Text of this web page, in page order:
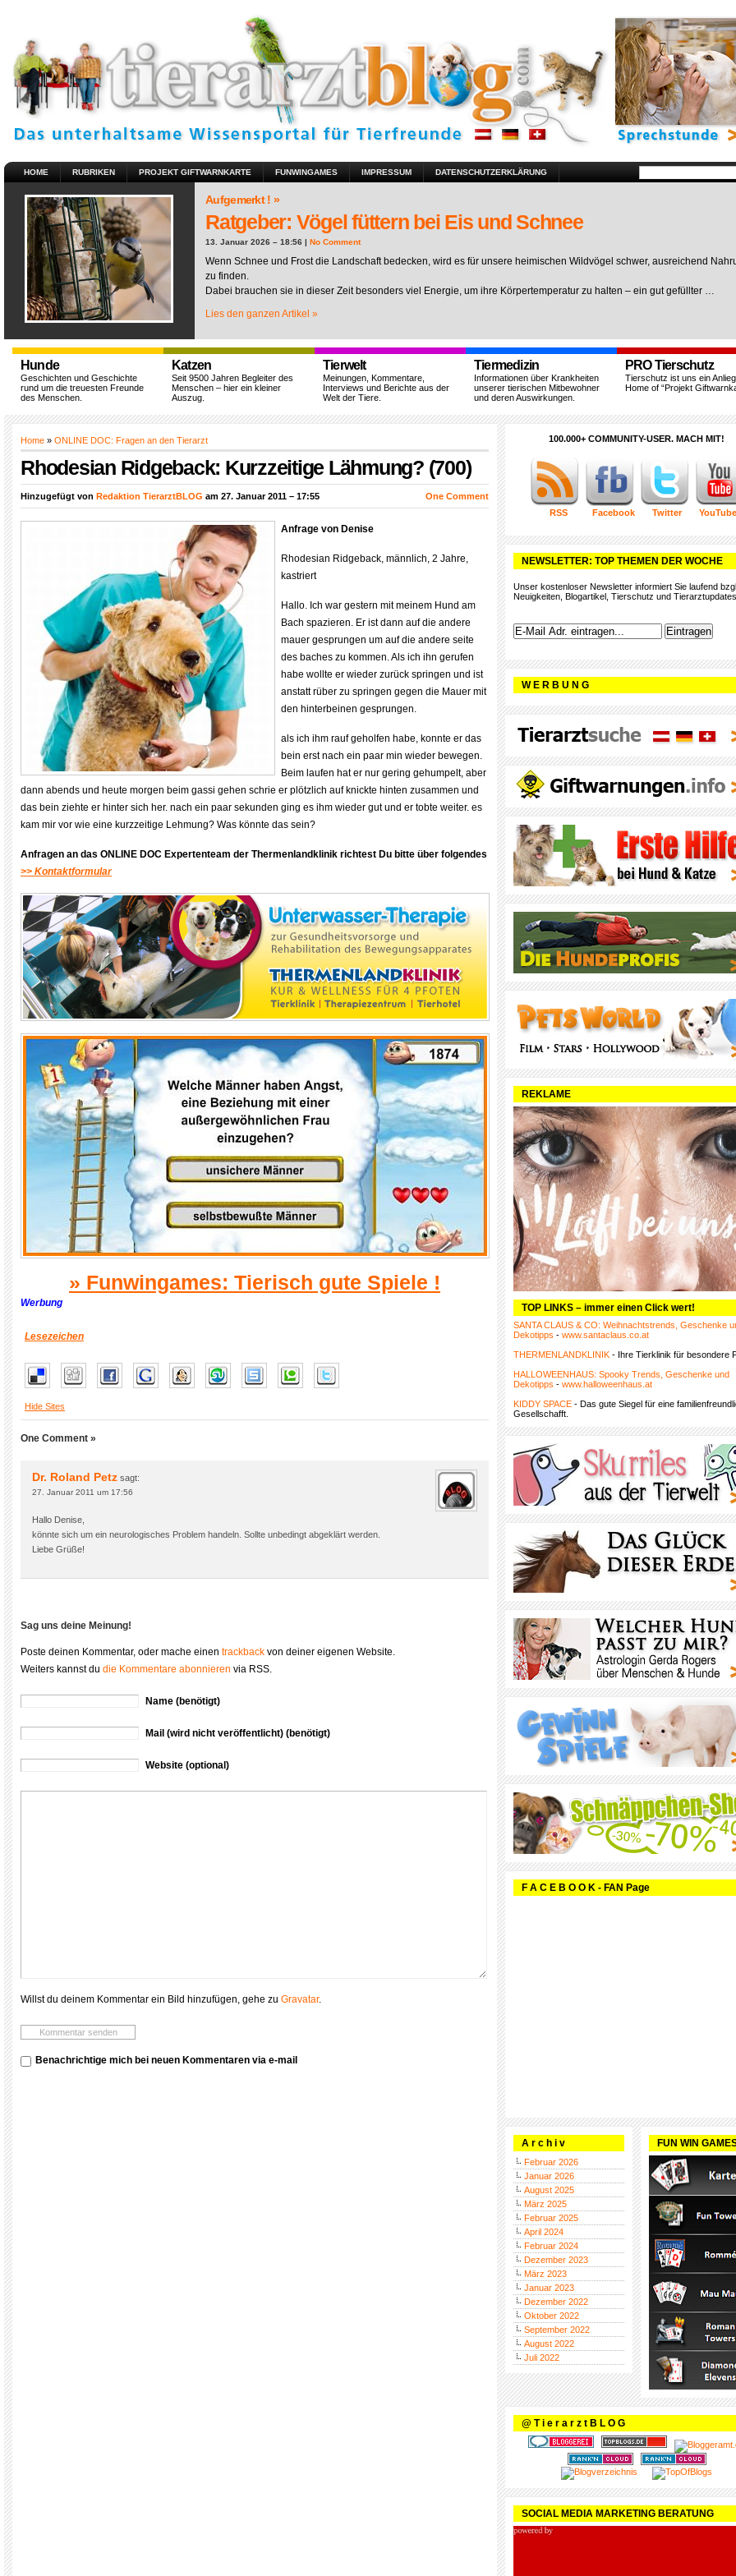
HOME RUBRIKEN PROJEKT GIFTWARNKARTE FUNWINGAMES IMPRESSUM DATENSCHUTZERKLÄRUNG
Aufgemerkt ! »
Ratgeber: Vögel füttern bei Eis und Schnee
13. Januar 2026 – 18:56 | No Comment
Wenn Schnee und Frost die Landschaft bedecken, wird es für unsere heimischen Wildvögel schwer, ausreichend
zu finden.
Dabei brauchen sie in dieser Zeit besonders viel Energie, um ihre Körpertemperatur zu halten – ein gut gefüllter …
Lies den ganzen Artikel »
Hunde
Geschichten und Geschichte
rund um die treuesten Freunde
des Menschen.
Katzen
Seit 9500 Jahren Begleiter des
Menschen – hier ein kleiner
Auszug.
Tierwelt
Meinungen, Kommentare,
Interviews und Berichte aus der
Welt der Tiere.
Tiermedizin
Informationen über Krankheiten
unserer tierischen Mitbewohner
und deren Auswirkungen.
PRO Tierschutz
Tierschutz ist uns ein
Home of “Projekt
Home » ONLINE DOC: Fragen an den Tierarzt
Rhodesian Ridgeback: Kurzzeitige Lähmung? (700)
Hinzugefügt von Redaktion TierarztBLOG am 27. Januar 2011 – 17:55 One Comment
Anfrage von Denise
Rhodesian Ridgeback, männlich, 2 Jahre,
kastriert
Hallo. Ich war gestern mit meinem Hund am
Bach spazieren. Er ist dann auf die andere
mauer gesprungen um auf die andere seite
des baches zu kommen. Als ich ihn gerufen
habe wollte er wieder zurück springen und ist
anstatt rüber zu springen gegen die Mauer mit
den hinterbeinen gesprungen.
als ich ihm rauf geholfen habe, konnte er das
bein erst nach ein paar min wieder bewegen.
Beim laufen hat er nur gering gehumpelt, aber
dann abends und heute morgen beim gassi gehen schrie er plötzlich auf knickte hinten zusammen und
das bein ziehte er hinter sich her. nach ein paar sekunden ging es ihm wieder gut und er tobte weiter. es
kam mir vor wie eine kurzzeitige Lehmung? Was könnte das sein?
Anfragen an das ONLINE DOC Expertenteam der Thermenlandklinik richtest Du bitte über folgendes
>> Kontaktformular
» Funwingames: Tierisch gute Spiele !
Werbung
Lesezeichen
Hide Sites
One Comment »
Dr. Roland Petz sagt:
27. Januar 2011 um 17:56
Hallo Denise,
könnte sich um ein neurologisches Problem handeln. Sollte unbedingt abgeklärt werden.
Liebe Grüße!
Sag uns deine Meinung!
Poste deinen Kommentar, oder mache einen trackback von deiner eigenen Website.
Weiters kannst du die Kommentare abonnieren via RSS.
Name (benötigt)
Mail (wird nicht veröffentlicht) (benötigt)
Website (optional)
Willst du deinem Kommentar ein Bild hinzufügen, gehe zu Gravatar.
Benachrichtige mich bei neuen Kommentaren via e-mail
100.000+ COMMUNITY-USER. MACH MIT!
RSS Facebook Twitter YouTube
NEWSLETTER: TOP THEMEN DER WOCHE
Unser kostenloser Newsletter informiert Sie laufend
Neuigkeiten, Blogartikel, Tierschutz und
W E R B U N G
REKLAME
TOP LINKS – immer einen Click wert!
SANTA CLAUS & CO: Weihnachtstrends, Geschenke
Dekotipps - www.santaclaus.co.at
THERMENLANDKLINIK - Ihre Tierklinik für besondere
HALLOWEENHAUS: Spooky Trends, Geschenke und
Dekotipps - www.halloweenhaus.at
KIDDY SPACE - Das gute Siegel für eine
Gesellschafft.
F A C E B O O K - FAN Page
A r c h i v
Februar 2026
Januar 2026
August 2025
März 2025
Februar 2025
April 2024
Februar 2024
Dezember 2023
März 2023
Januar 2023
Dezember 2022
Oktober 2022
September 2022
August 2022
Juli 2022
FUN WIN
@ T i e r a r z t B L O G
SOCIAL MEDIA MARKETING BERATUNG